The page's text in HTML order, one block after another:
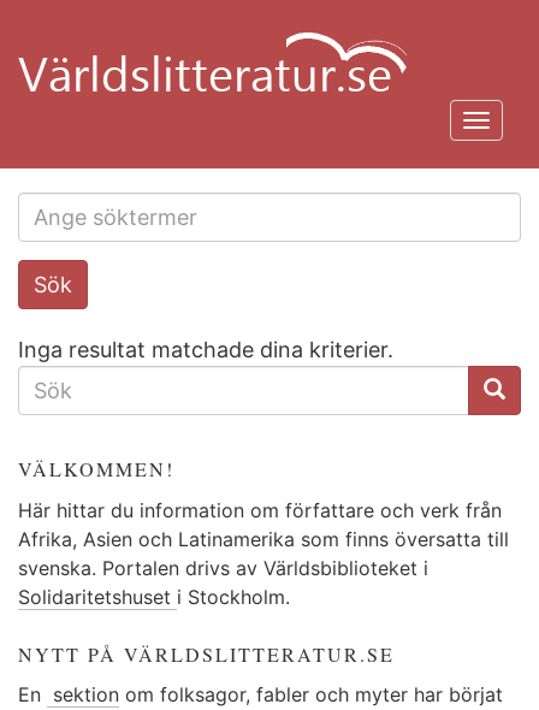
huvudinnehåll
Search
this
Sök
Inga resultat matchade dina kriterier.
SÖKFORMULÄR
VÄLKOMMEN!
Här hittar du information om författare och verk från
Afrika, Asien och Latinamerika som finns översatta till
svenska. Portalen drivs av Världsbiblioteket i
Solidaritetshuset i Stockholm.
NYTT PÅ VÄRLDSLITTERATUR.SE
En sektion om folksagor, fabler och myter har börjat